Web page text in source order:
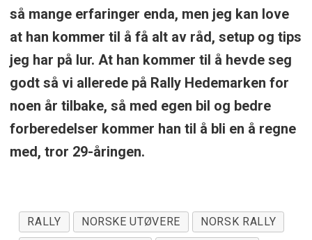
så mange erfaringer enda, men jeg kan love
at han kommer til å få alt av råd, setup og tips
jeg har på lur. At han kommer til å hevde seg
godt så vi allerede på Rally Hedemarken for
noen år tilbake, så med egen bil og bedre
forberedelser kommer han til å bli en å regne
med, tror 29-åringen.
RALLY NORSKE UTØVERE
NORSK RALLY